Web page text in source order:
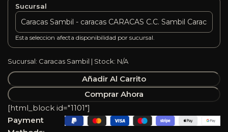
Sucursal
Esta seleccion afecta disponibilidad por sucursal.
Sucursal: Caracas Sambil | Stock: N/A
Añadir Al Carrito
Comprar Ahora
[html_block id="1101"]
Payment